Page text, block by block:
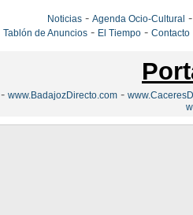
Noticias -Agenda Ocio-Cultural
Tablón de Anuncios - El Tiempo -Contacto
- www.BadajozDirecto.com -